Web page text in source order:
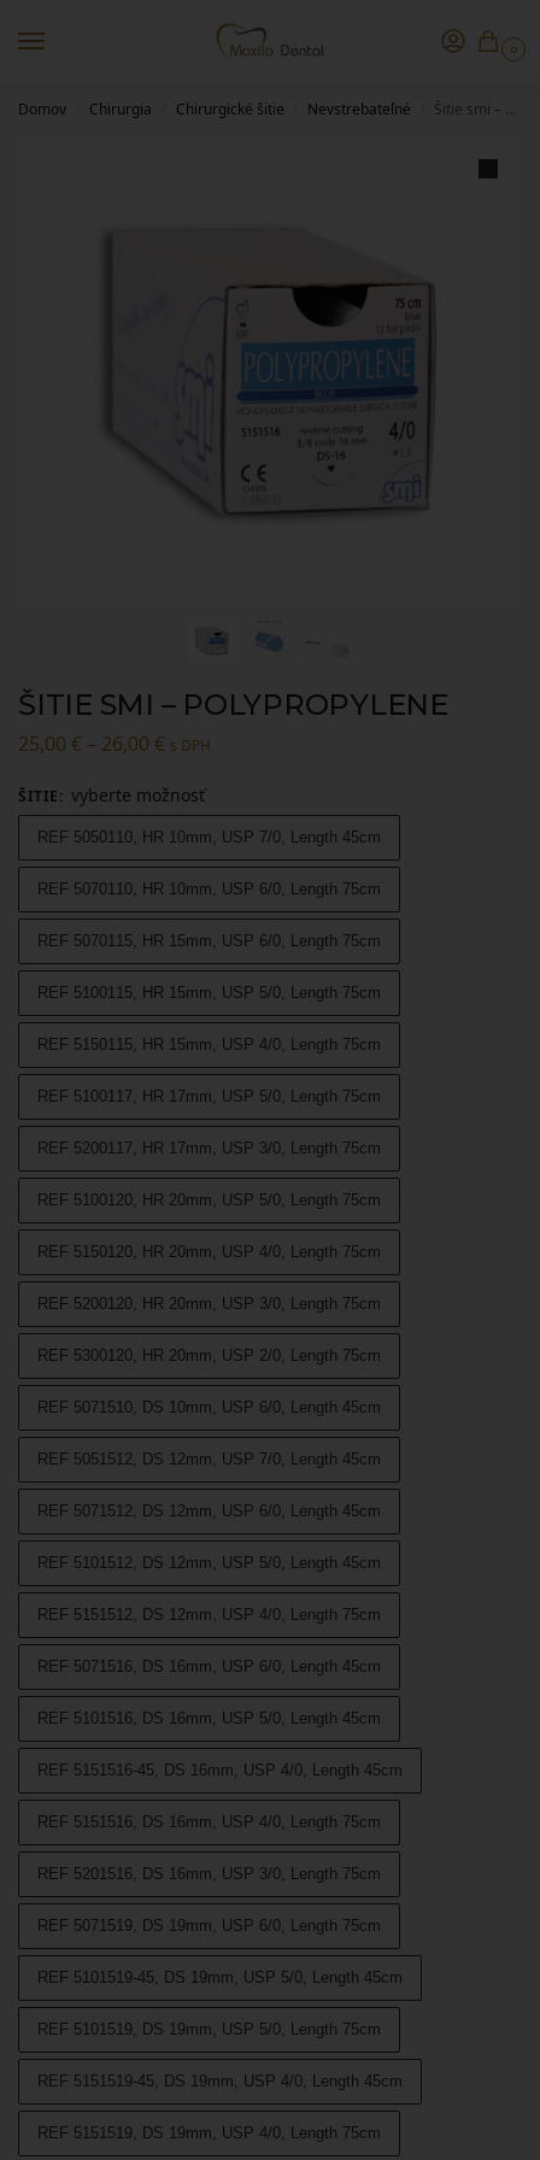
0
Domov Chirurgia Chirurgické šitie Nevstrebateľné Šitie smi – Polypropylene
ŠITIE SMI – POLYPROPYLENE
25,00 € – 26,00 € s DPH
ŠITIE: vyberte možnosť
REF 5050110, HR 10mm, USP 7/0, Length 45cm
REF 5070110, HR 10mm, USP 6/0, Length 75cm
REF 5070115, HR 15mm, USP 6/0, Length 75cm
REF 5100115, HR 15mm, USP 5/0, Length 75cm
REF 5150115, HR 15mm, USP 4/0, Length 75cm
REF 5100117, HR 17mm, USP 5/0, Length 75cm
REF 5200117, HR 17mm, USP 3/0, Length 75cm
REF 5100120, HR 20mm, USP 5/0, Length 75cm
REF 5150120, HR 20mm, USP 4/0, Length 75cm
REF 5200120, HR 20mm, USP 3/0, Length 75cm
REF 5300120, HR 20mm, USP 2/0, Length 75cm
REF 5071510, DS 10mm, USP 6/0, Length 45cm
REF 5051512, DS 12mm, USP 7/0, Length 45cm
REF 5071512, DS 12mm, USP 6/0, Length 45cm
REF 5101512, DS 12mm, USP 5/0, Length 45cm
REF 5151512, DS 12mm, USP 4/0, Length 75cm
REF 5071516, DS 16mm, USP 6/0, Length 45cm
REF 5101516, DS 16mm, USP 5/0, Length 45cm
REF 5151516-45, DS 16mm, USP 4/0, Length 45cm
REF 5151516, DS 16mm, USP 4/0, Length 75cm
REF 5201516, DS 16mm, USP 3/0, Length 75cm
REF 5071519, DS 19mm, USP 6/0, Length 75cm
REF 5101519-45, DS 19mm, USP 5/0, Length 45cm
REF 5101519, DS 19mm, USP 5/0, Length 75cm
REF 5151519-45, DS 19mm, USP 4/0, Length 45cm
REF 5151519, DS 19mm, USP 4/0, Length 75cm